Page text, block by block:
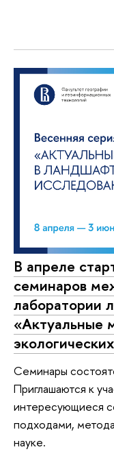
В апреле
семинаров
лаборатории
«Актуальные
Семинары
Приглашаются к
интересующиеся
подходами,
науке.